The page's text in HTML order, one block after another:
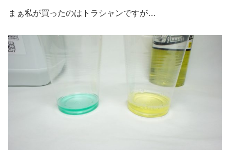
まぁ私が買ったのはトラシャンですが…